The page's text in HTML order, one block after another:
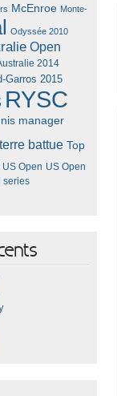
McEnroe Monte-
Odyssée 2010
Open
2014
Garros 2015
RYSC
manager
terre battue Top
US Open US Open
series